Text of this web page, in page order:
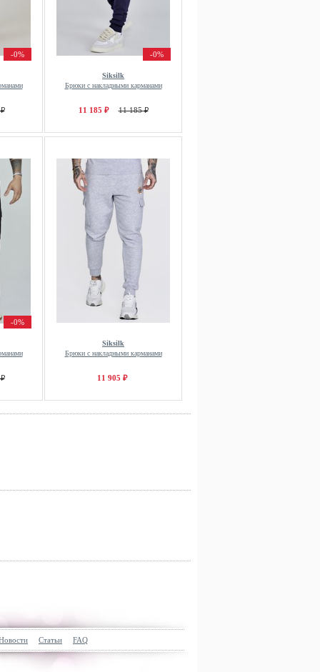
-0% -0%
Siksilk
Брюки с накладными карманами
11 185 ₽ 11 185 ₽
-0%
Siksilk
Брюки с накладными карманами
11 905 ₽
Статьи FAQ